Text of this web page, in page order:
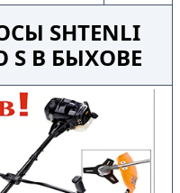
SHTENLI
S В БЫХОВЕ